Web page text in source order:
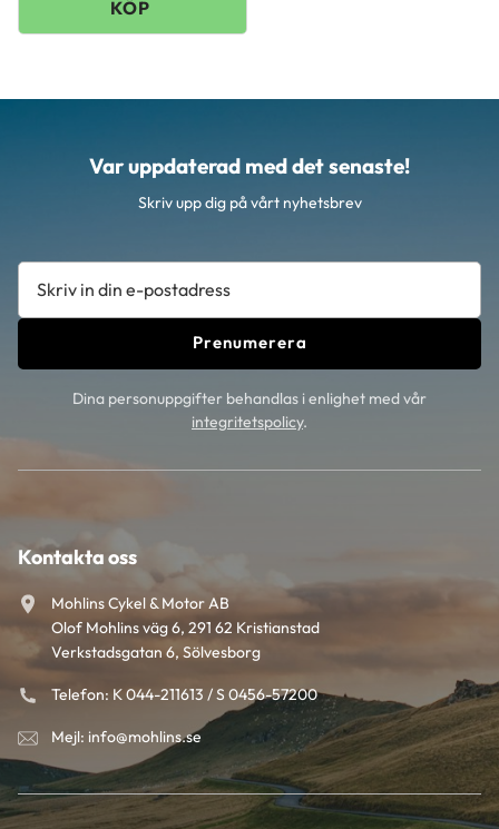
Var uppdaterad med det senaste!
Skriv upp dig på vårt nyhetsbrev
Prenumerera
Dina personuppgifter behandlas i enlighet med vår
integritetspolicy.
Kontakta oss
Mohlins Cykel & Motor AB
Olof Mohlins väg 6, 291 62 Kristianstad
Verkstadsgatan 6, Sölvesborg
Telefon: K 044-211613 / S 0456-57200
Mejl: info@mohlins.se